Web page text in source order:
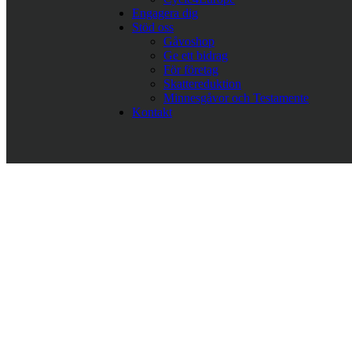
Engagera dig
Stöd oss
Gåvoshop
Ge ett bidrag
För företag
Skattereduktion
Minnesgåvor och Testamente
Kontakt